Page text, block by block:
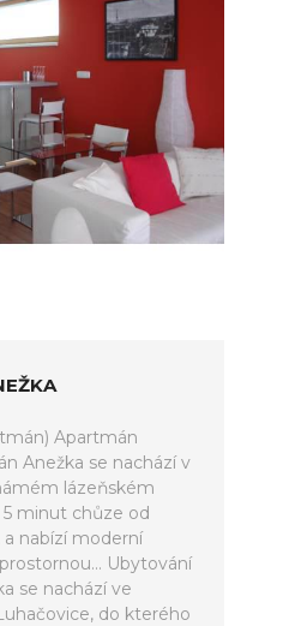
Apartmán
Anežka se nachází v
lázeňském
minut chůze od
nabízí moderní
Ubytování
se nachází ve
do kterého